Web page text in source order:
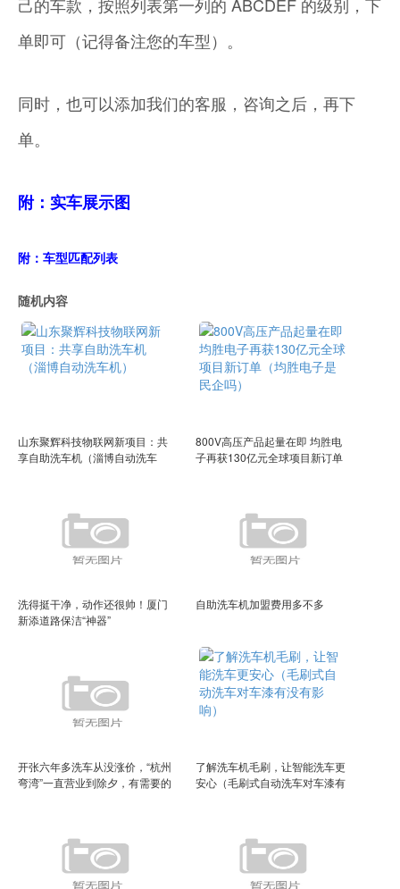
单即可（记得备注您的车型）。
同时，也可以添加我们的客服，咨询之后，再下
单。
附：实车展示图
附：车型匹配列表
随机内容
山东聚辉科技物联网新项目：共
享自助洗车机（淄博自动洗车
800V高压产品起量在即 均胜电
子再获130亿元全球项目新订单
洗得挺干净，动作还很帅！厦门
新添道路保洁“神器”
自助洗车机加盟费用多不多
开张六年多洗车从没涨价，“杭州
弯湾”一直营业到除夕，有需要的
了解洗车机毛刷，让智能洗车更
安心（毛刷式自动洗车对车漆有